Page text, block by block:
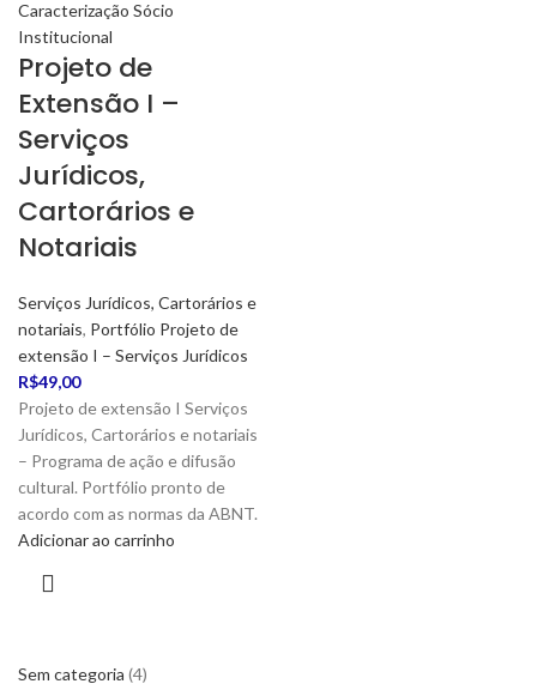
Sem categoria 4
Projeto de
Extensão I –
Serviços
Jurídicos,
Cartorários e
Notariais
Serviços Jurídicos, Cartorários e
notariais, Portfólio Projeto de
extensão I – Serviços Jurídicos
R$49,00
Projeto de extensão I Serviços
Jurídicos, Cartorários e notariais
– Programa de ação e difusão
cultural. Portfólio pronto de
acordo com as normas da ABNT.
Adicionar ao carrinho